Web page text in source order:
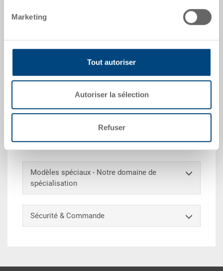
Marketing
Tout autoriser
Autoriser la sélection
Refuser
Données techniques
600x400x220 mm, int. 565x365x205 mm, 42.0 l, parois
pleines, fond double plein, 4 poignées coquilles,
pinces à étiquettes inttégrées sur tous les côtés,
coins à pincer 50 mm
Modèles spéciaux - Notre domaine de
spécialisation
Sécurité & Commande